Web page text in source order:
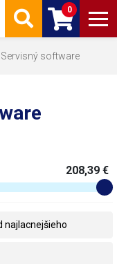
0
Servisný software
najlacnejšieho
208,39 €